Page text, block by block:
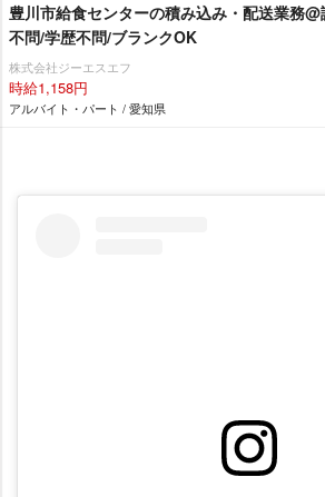
豊川市給食センターの積み込み・配送業務
不問/学歴不問/ブランクOK
株式会社ジーエスエフ
時給1,158円
アルバイト・パート / 愛知県